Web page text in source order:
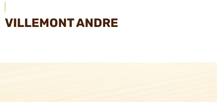
VILLEMONT ANDRE